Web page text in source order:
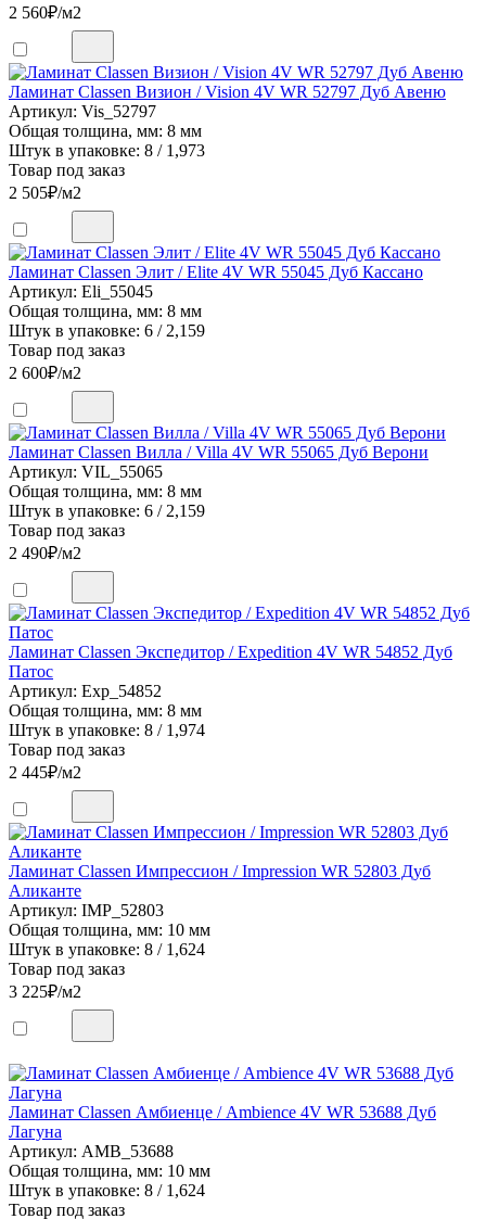
2 560₽/м2
Ламинат Classen Визион / Vision 4V WR 52797 Дуб Авеню
Артикул: Vis_52797
Общая толщина, мм: 8 мм
Штук в упаковке: 8 / 1,973
Товар под заказ
2 505₽/м2
Ламинат Classen Элит / Elite 4V WR 55045 Дуб Кассано
Артикул: Eli_55045
Общая толщина, мм: 8 мм
Штук в упаковке: 6 / 2,159
Товар под заказ
2 600₽/м2
Ламинат Classen Вилла / Villa 4V WR 55065 Дуб Верони
Артикул: VIL_55065
Общая толщина, мм: 8 мм
Штук в упаковке: 6 / 2,159
Товар под заказ
2 490₽/м2
Ламинат Classen Экспедитор / Expedition 4V WR 54852 Дуб
Патос
Артикул: Exp_54852
Общая толщина, мм: 8 мм
Штук в упаковке: 8 / 1,974
Товар под заказ
2 445₽/м2
Ламинат Classen Импрессион / Impression WR 52803 Дуб
Аликанте
Артикул: IMP_52803
Общая толщина, мм: 10 мм
Штук в упаковке: 8 / 1,624
Товар под заказ
3 225₽/м2
Ламинат Classen Амбиенце / Ambience 4V WR 53688 Дуб
Лагуна
Артикул: AMB_53688
Общая толщина, мм: 10 мм
Штук в упаковке: 8 / 1,624
Товар под заказ